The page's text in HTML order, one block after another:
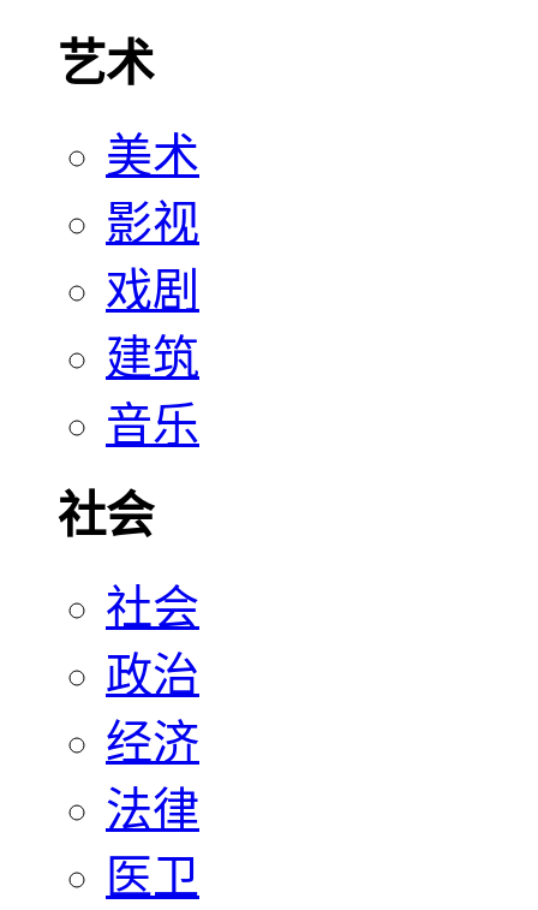
艺术
美术
影视
戏剧
建筑
音乐
社会
社会
政治
经济
法律
医卫